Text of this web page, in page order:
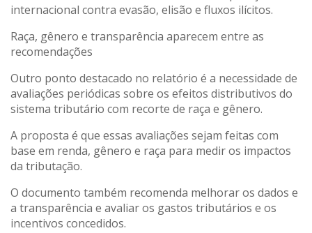
internacional contra evasão, elisão e fluxos ilícitos.
Raça, gênero e transparência aparecem entre as
recomendações
Outro ponto destacado no relatório é a necessidade de
avaliações periódicas sobre os efeitos distributivos do
sistema tributário com recorte de raça e gênero.
A proposta é que essas avaliações sejam feitas com
base em renda, gênero e raça para medir os impactos
da tributação.
O documento também recomenda melhorar os dados e
a transparência e avaliar os gastos tributários e os
incentivos concedidos.